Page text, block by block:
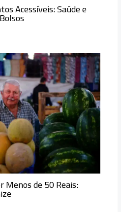
Acessíveis: Saúde e
Menos de 50 Reais: